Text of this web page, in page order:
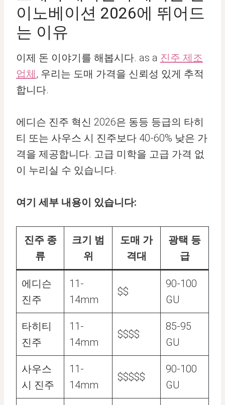
이노베이션 2026에 뛰어드
는 이유
이제 돈 이야기를 해봅시다. as a 진주 제조
업체, 우리는 도매 가격을 신뢰성 있게 추적
합니다.
에디슨 진주 혁신 2026은 동등 등급의 타히
티 또는 사우스 시 진주보다 40-60% 낮은 가
격을 제공합니다. 고급 미학을 고급 가격 없
이 누리실 수 있습니다.
여기 세부 내용이 있습니다:
진주 종
류
크기 범
위
도매 가
격대
광택 등
급
에디슨
진주
11-
14mm
$$
90-100
GU
타히티
진주
11-
14mm
$$$$
85-95
GU
사우스
시 진주
11-
14mm
$$$$$
90-100
GU